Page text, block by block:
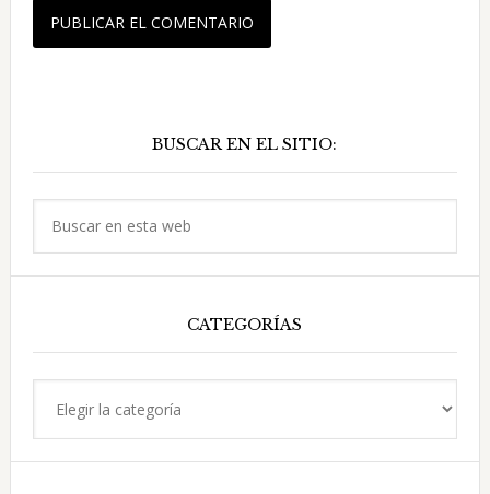
principal
BUSCAR EN EL SITIO:
CATEGORÍAS